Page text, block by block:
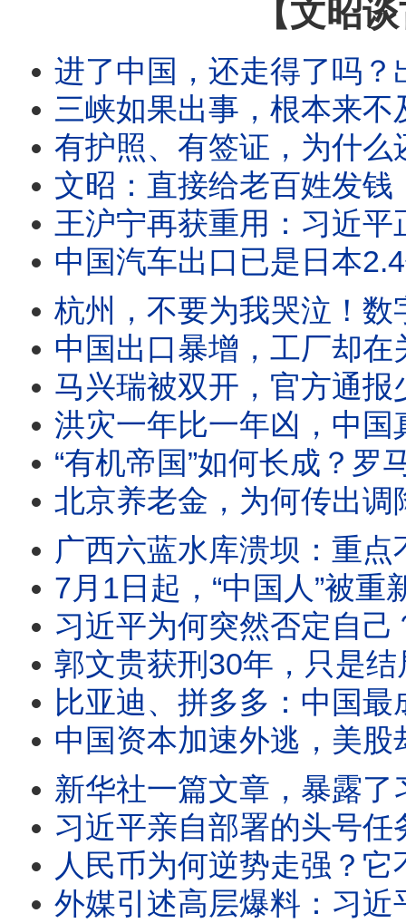
【文昭
进了中国，还走得了吗？出境新规里最危险
三峡如果出事，根本来不及救？1.32亿人
有护照、有签证，为什么还是不让走？中
文昭：直接给老百姓发
王沪宁再获重用：习近平正在为“
中国汽车出口已是日本2.4倍，日系车被打败
杭州，不要为我哭泣！数字经济第一城的十
中国出口暴增，工厂却在关门：官方数字
马兴瑞被双开，官方通报少了三个名
洪灾一年比一年凶，中国真正变
“有机帝国”如何长成？罗马
北京养老金，为何传出调降消息？马斯
广西六蓝水库溃坝：重点不是洪水有多
7月1日起，“中国人”被重新定义！一部新法律
习近平为何突然否定自己？昨天是功
郭文贵获刑30年，只是结局：值得复盘的
比亚迪、拼多多：中国最成功的两个神
中国资本加速外逃，美股却越涨越高
新华社一篇文章，暴露了习近平
习近平亲自部署的头号任务，为何6个月又
人民币为何逆势走强？它不能跌的原
外媒引述高层爆料：习近平正在进行